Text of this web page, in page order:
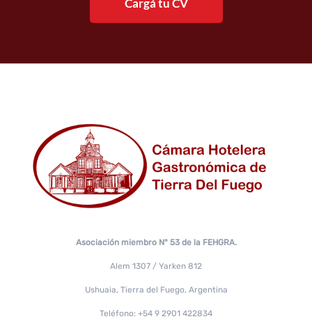
Cargá tu CV
Asociación miembro N° 53 de la FEHGRA.
Alem 1307 / Yarken 812
Ushuaia, Tierra del Fuego, Argentina
Teléfono: +54 9 2901 422834